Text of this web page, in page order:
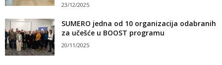
23/12/2025
SUMERO jedna od 10 organizacija odabranih
za učešće u BOOST programu
20/11/2025